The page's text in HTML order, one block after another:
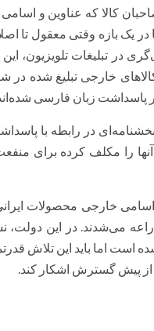
کالا که عناوین و
در یک بازه وقتی معقول تا
در تبلیغات تلویزیون،
خارجی تبلیغ شده در
پاسداشت زبان فارسی
در رابطه با
را مکلف کرده برای
خارجی محصولات
می‌شدند. در این دولت،
اما باید این تلاش
از پیش گسترش اشکار کند.